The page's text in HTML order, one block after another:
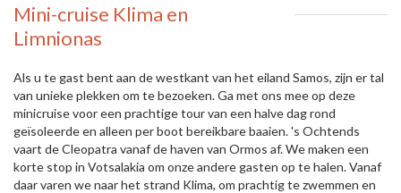
Mini-cruise Klima en
Limnionas
Als u te gast bent aan de westkant van het eiland Samos, zijn er tal
van unieke plekken om te bezoeken. Ga met ons mee op deze
minicruise voor een prachtige tour van een halve dag rond
geïsoleerde en alleen per boot bereikbare baaien. 's Ochtends
vaart de Cleopatra vanaf de haven van Ormos af. We maken een
korte stop in Votsalakia om onze andere gasten op te halen. Vanaf
daar varen we naar het strand Klima, om prachtig te zwemmen en